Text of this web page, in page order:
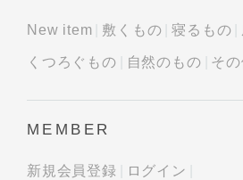
New item 敷くもの 寝るもの
くつろぐもの 自然のもの そ
MEMBER
新規会員登録 ログイン